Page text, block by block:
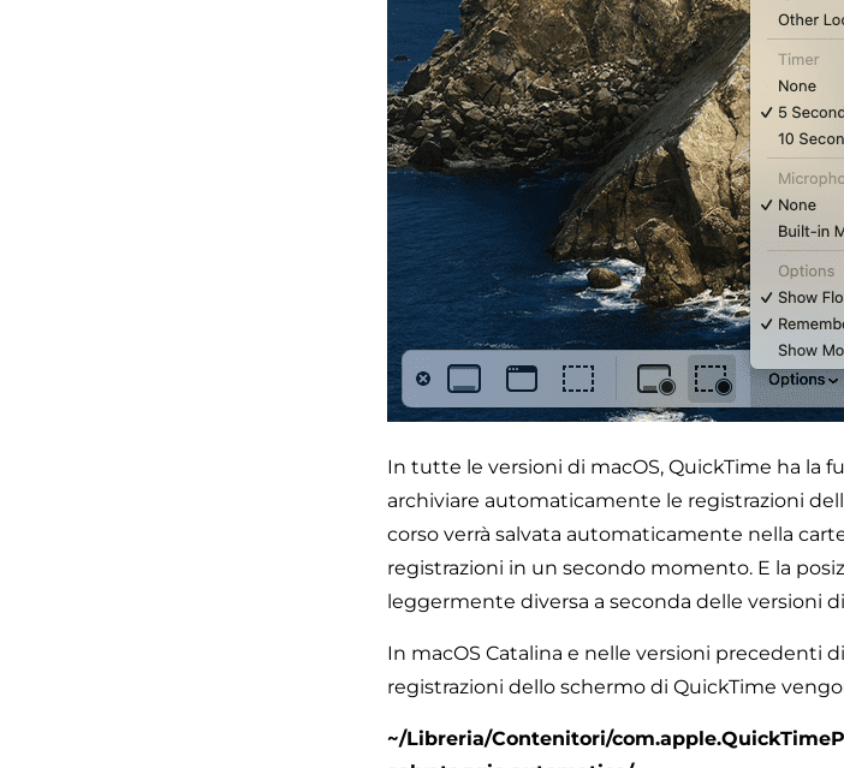
In tutte le versioni di macOS, QuickTime ha la
archiviare automaticamente le registrazioni
corso verrà salvata automaticamente nella
registrazioni in un secondo momento. E la
leggermente diversa a seconda delle versioni
In macOS Catalina e nelle versioni precedenti
registrazioni dello schermo di QuickTime
~/Libreria/Contenitori/